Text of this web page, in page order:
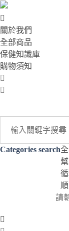
關於我們
全部商品
保健知識庫
購物須知
Categories search
請